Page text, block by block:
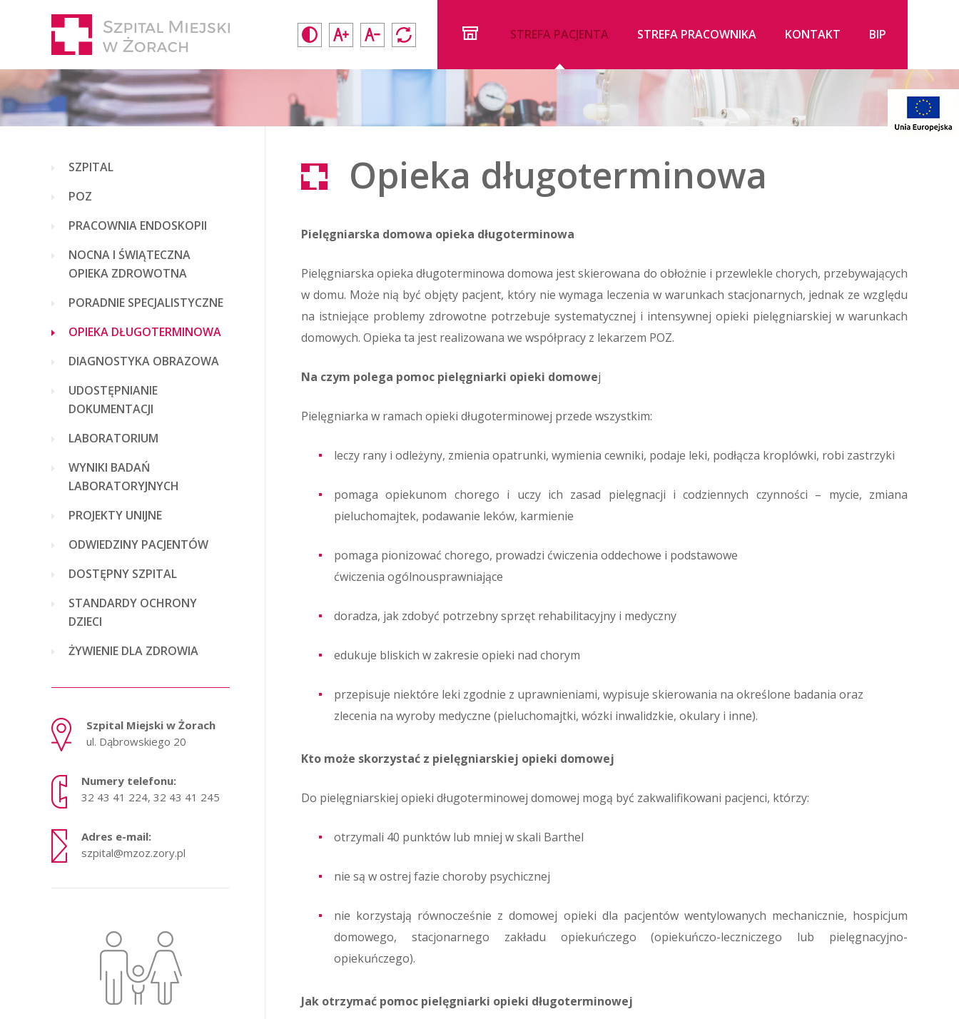
STREFA PACJENTA STREFA PRACOWNIKA KONTAKT BIP
SZPITAL
POZ
PRACOWNIA ENDOSKOPII
NOCNA I ŚWIĄTECZNA
OPIEKA ZDROWOTNA
PORADNIE SPECJALISTYCZNE
OPIEKA DŁUGOTERMINOWA
DIAGNOSTYKA OBRAZOWA
UDOSTĘPNIANIE
DOKUMENTACJI
LABORATORIUM
WYNIKI BADAŃ
LABORATORYJNYCH
PROJEKTY UNIJNE
ODWIEDZINY PACJENTÓW
DOSTĘPNY SZPITAL
STANDARDY OCHRONY
DZIECI
ŻYWIENIE DLA ZDROWIA
Szpital Miejski w Żorach
ul. Dąbrowskiego 20
Numery telefonu:
32 43 41 224, 32 43 41 245
Adres e-mail:
szpital@mzoz.zory.pl
Opieka długoterminowa
Pielęgniarska domowa opieka długoterminowa
Pielęgniarska opieka długoterminowa domowa jest skierowana do obłożnie i przewlekle chorych, przebywających
w domu. Może nią być objęty pacjent, który nie wymaga leczenia w warunkach stacjonarnych, jednak ze względu
na istniejące problemy zdrowotne potrzebuje systematycznej i intensywnej opieki pielęgniarskiej w warunkach
domowych. Opieka ta jest realizowana we współpracy z lekarzem POZ.
Na czym polega pomoc pielęgniarki opieki domowej
Pielęgniarka w ramach opieki długoterminowej przede wszystkim:
leczy rany i odleżyny, zmienia opatrunki, wymienia cewniki, podaje leki, podłącza kroplówki, robi zastrzyki
pomaga opiekunom chorego i uczy ich zasad pielęgnacji i codziennych czynności – mycie, zmiana
pieluchomajtek, podawanie leków, karmienie
pomaga pionizować chorego, prowadzi ćwiczenia oddechowe i podstawowe
ćwiczenia ogólnousprawniające
doradza, jak zdobyć potrzebny sprzęt rehabilitacyjny i medyczny
edukuje bliskich w zakresie opieki nad chorym
przepisuje niektóre leki zgodnie z uprawnieniami, wypisuje skierowania na określone badania oraz
zlecenia na wyroby medyczne (pieluchomajtki, wózki inwalidzkie, okulary i inne).
Kto może skorzystać z pielęgniarskiej opieki domowej
Do pielęgniarskiej opieki długoterminowej domowej mogą być zakwalifikowani pacjenci, którzy:
otrzymali 40 punktów lub mniej w skali Barthel
nie są w ostrej fazie choroby psychicznej
nie korzystają równocześnie z domowej opieki dla pacjentów wentylowanych mechanicznie, hospicjum
domowego, stacjonarnego zakładu opiekuńczego (opiekuńczo-leczniczego lub pielęgnacyjno-
opiekuńczego).
Jak otrzymać pomoc pielęgniarki opieki długoterminowej